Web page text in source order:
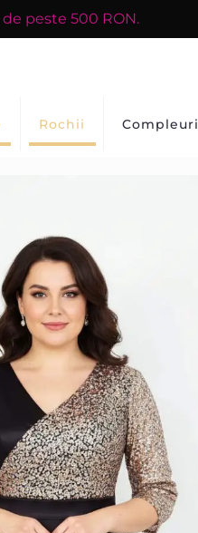
peste 500 RON.
Rochii Compleuri